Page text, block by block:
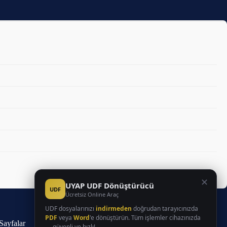
✕
UDF UYAP UDF Dönüştürücü
Ücretsiz Online Araç
UDF dosyalarınızı indirmeden doğrudan tarayıcınızda
PDF veya Word'e dönüştürün. Tüm işlemler cihazınızda